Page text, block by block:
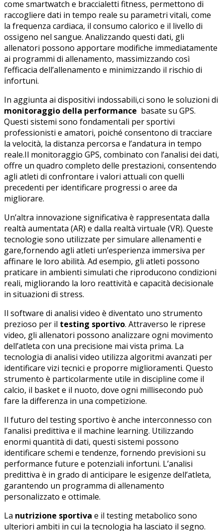
⁣come smartwatch e braccialetti fitness,​ permettono di
raccogliere dati in ⁢tempo ​reale su parametri vitali, ⁣come
la ‌frequenza cardiaca, il‍ consumo calorico ‍e il livello di
ossigeno nel⁢ sangue. Analizzando questi⁤ dati, gli
allenatori possono apportare modifiche immediatamente
ai ⁢programmi di allenamento, massimizzando così
l’efficacia dell’allenamento e minimizzando il rischio di
infortuni.
In ‍aggiunta ai dispositivi indossabili,ci sono le​ soluzioni di
monitoraggio della performance ‌ basate su GPS.‌
Questi ‍sistemi sono fondamentali ⁢per sportivi
professionisti e amatori, ‍poiché consentono di ​tracciare
la velocità,​ la distanza ⁢percorsa e l’andatura ⁣in tempo
reale.Il monitoraggio GPS, combinato con l’analisi dei dati,
offre un quadro completo delle prestazioni, consentendo
agli atleti di confrontare ‍i valori attuali⁣ con quelli
precedenti per⁤ identificare progressi ⁣o aree da
‍migliorare.
Un’altra innovazione significativa è rappresentata⁤ dalla
⁢realtà aumentata (AR) e dalla‌ realtà virtuale (VR). Queste
tecnologie sono utilizzate per simulare allenamenti e
gare,fornendo agli⁤ atleti un’esperienza immersiva per
affinare le‍ loro abilità. Ad esempio, gli atleti possono
praticare in ambienti⁣ simulati che riproducono condizioni
reali,⁣ migliorando la loro reattività e capacità decisionale
in situazioni di stress.
Il software di​ analisi video ‌è diventato uno strumento
prezioso per il testing sportivo. Attraverso le riprese
video, gli allenatori possono analizzare ogni movimento
dell’atleta con una precisione mai vista prima. La
tecnologia di ⁣analisi video utilizza algoritmi⁤ avanzati per
identificare vizi tecnici e proporre miglioramenti. Questo
strumento​ è particolarmente utile in discipline come il
calcio, il basket e il nuoto, dove ⁣ogni millisecondo può
fare la⁣ differenza in una competizione.
Il futuro‍ del ‍testing sportivo ⁣è anche interconnesso con
l’analisi predittiva e il‍ machine learning. Utilizzando
enormi quantità di dati, questi sistemi possono
identificare schemi ‍e tendenze, fornendo previsioni su
performance future e potenziali infortuni. L’analisi
predittiva⁣ è in grado di anticipare le esigenze dell’atleta,
garantendo un programma di allenamento
personalizzato e ottimale.
La nutrizione sportiva e il testing ‍metabolico ‍sono
ulteriori ambiti in cui la tecnologia ha lasciato il segno.